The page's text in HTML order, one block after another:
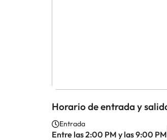
Horario de entrada y
Entrada
Entre las 2:00 PM y las 9:00 PM